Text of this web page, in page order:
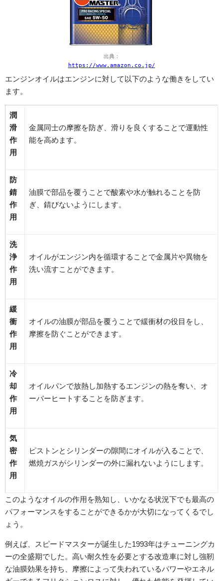
出典：
https://www.amazon.co.jp/
エンジンオイルはエンジンに対して以下のような働きをしてい
ます。
潤
滑
作
用
金属同士の摩擦を防ぎ、滑りを良くすることで運動性
能を高めます。
防
錆
作
用
油膜で部品を覆うことで酸素や水が触れることを防
ぎ、錆びないようにします。
洗
浄
作
用
オイルがエンジン内を循環することで金属片や異物を
洗い流すことができます。
緩
衝
作
用
オイルの油膜が部品を覆うことで緩衝材の役目をし、
摩擦を防ぐことができます。
冷
却
作
用
オイルパンで放熱し加熱するエンジンの熱を奪い、オ
ーバーヒートすることを防ぎます。
気
密
作
用
ピストンとシリンダーの隙間にオイルが入ることで、
燃焼ガスがシリンダーの外に漏れないようにします。
このようなオイルの作用を熟知し、いかなる状況下でも最高の
パフォーマンスをすることができるかが大切になってくるでし
ょう。
例えば、スピードマスターが誕生した1993年はチューニングカ
ーの全盛期でした。高い耐久性を必要とする改造車に対し強靭
な油膜効果を持ち、摩擦によって失われているパワーやエネル